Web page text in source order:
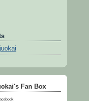
Fan Box